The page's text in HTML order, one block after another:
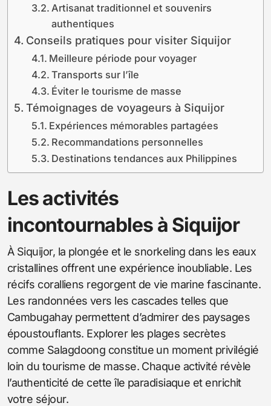
Artisanat traditionnel et souvenirs
authentiques
Conseils pratiques pour visiter Siquijor
Meilleure période pour voyager
Transports sur l’île
Éviter le tourisme de masse
Témoignages de voyageurs à Siquijor
Expériences mémorables partagées
Recommandations personnelles
Destinations tendances aux Philippines
Les activités
incontournables à Siquijor
À Siquijor, la plongée et le snorkeling dans les eaux
cristallines offrent une expérience inoubliable. Les
récifs coralliens regorgent de vie marine fascinante.
Les randonnées vers les cascades telles que
Cambugahay permettent d’admirer des paysages
époustouflants. Explorer les plages secrètes
comme Salagdoong constitue un moment privilégié
loin du tourisme de masse. Chaque activité révèle
l’authenticité de cette île paradisiaque et enrichit
votre séjour.